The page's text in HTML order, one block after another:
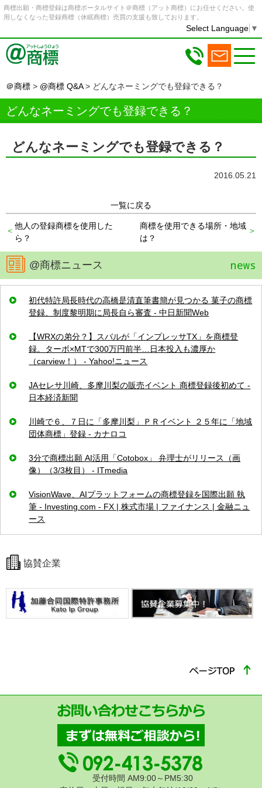
商標出願・商標登録は商標ポータルサイト＠商標（アット商標）にお任せください。使
用しなくなった登録商標（休眠商標）売買の支援も致しております。
Select Language ▼
＠商標 > @商標 Q&A> どんなネーミングでも登録できる？
どんなネーミングでも登録できる？
どんなネーミングでも登録できる？
2016.05.21
一覧に戻る
商標を使用できる場所・地域
は？
他人の登録商標を使用した
ら？
@商標ニュース news
初代特許局長時代の高橋是清直筆書簡が見つかる 菓子の商標
登録、制度黎明期に局長自ら審査 - 中日新聞Web
【WRXの弟分？】スバルが「インプレッサTX」を商標登
録。ターボ×MTで300万円前半…日本投入も濃厚か
（carview！） - Yahoo!ニュース
JAセレサ川崎、多摩川梨の販売イベント 商標登録後初めて -
日本経済新聞
川崎で６、７日に「多摩川梨」ＰＲイベント ２５年に「地域
団体商標」登録 - カナロコ
3分で商標出願 AI活用「Cotobox」 弁理士がリリース（画
像）（3/3枚目） - ITmedia
VisionWave、AIプラットフォームの商標登録を国際出願 執
筆 - Investing.com - FX | 株式市場 | ファイナンス | 金融ニュ
ース
協賛企業
受付時間 AM9:00～PM5:30